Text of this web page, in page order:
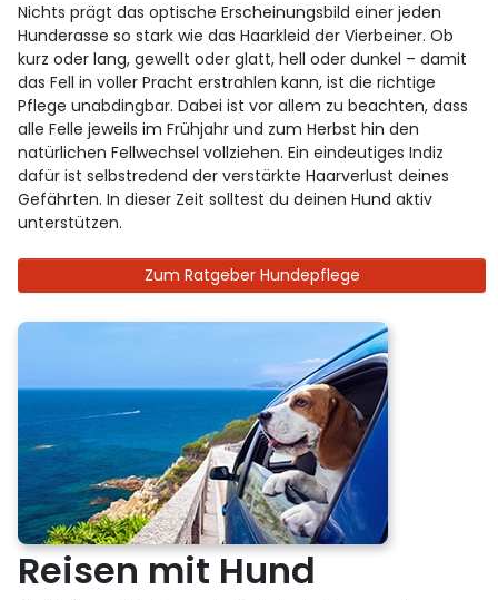
Nichts prägt das optische Erscheinungsbild einer jeden
Hunderasse so stark wie das Haarkleid der Vierbeiner. Ob
kurz oder lang, gewellt oder glatt, hell oder dunkel – damit
das Fell in voller Pracht erstrahlen kann, ist die richtige
Pflege unabdingbar. Dabei ist vor allem zu beachten, dass
alle Felle jeweils im Frühjahr und zum Herbst hin den
natürlichen Fellwechsel vollziehen. Ein eindeutiges Indiz
dafür ist selbstredend der verstärkte Haarverlust deines
Gefährten. In dieser Zeit solltest du deinen Hund aktiv
unterstützen.
Zum Ratgeber Hundepflege
Reisen mit Hund